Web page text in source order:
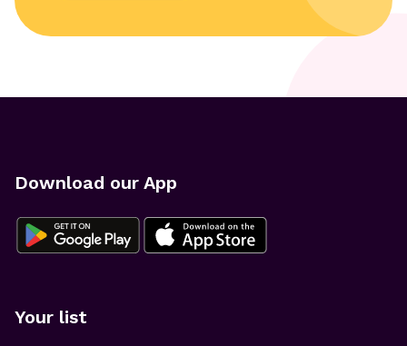
Download our App
Your list